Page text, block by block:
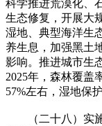
科学推进荒漠化、
生态修复，开展大
湿地、典型海洋生
养生息，加强黑土
影响。推进城市生
2025年，森林覆盖
57%左右，湿地保
（二十八）实施